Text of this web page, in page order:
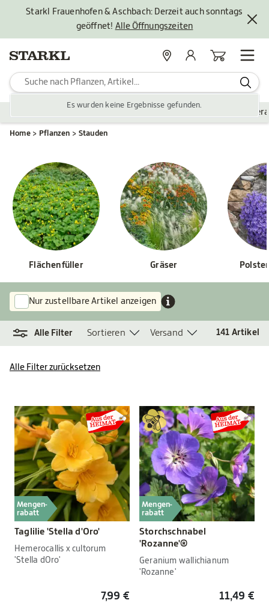
Starkl Frauenhofen & Aschbach: Derzeit auch sonntags
geöffnet! Alle Öffnungszeiten
Es wurden keine Ergebnisse gefunden.
StandorteMein KontoWarenkorb
Zubehör Gartengestaltung
Home Pflanzen Stauden
Flächenfüller Gräser
Nur zustellbare Artikel anzeigen
Alle Filter Sortieren Versand 141 Artikel
Alle Filter zurücksetzen
Mengen-
rabatt
Taglilie 'Stella d'Oro'
Hemerocallis x cultorum
'Stella dOro'
7,99 €
Mengen-
rabatt
Storchschnabel
'Rozanne'®
Geranium wallichianum
'Rozanne'
11,49 €